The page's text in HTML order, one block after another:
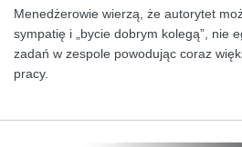
Menedżerowie wierzą, że autorytet
sympatię i „bycie dobrym kolegą”, nie
zadań w zespole powodując coraz
pracy.